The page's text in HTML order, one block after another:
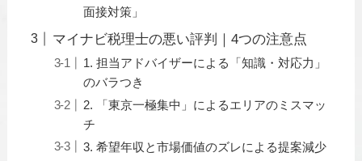
面接対策」
マイナビ税理士の悪い評判｜4つの注意点
1. 担当アドバイザーによる「知識・対応力」
のバラつき
2. 「東京一極集中」によるエリアのミスマッ
チ
3. 希望年収と市場価値のズレによる提案減少